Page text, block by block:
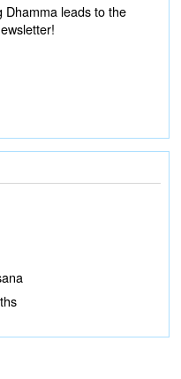
Dhamma leads to the